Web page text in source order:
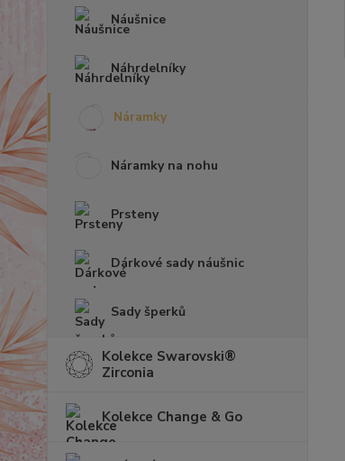
Náušnice
Náhrdelníky
Náramky
Náramky na nohu
Prsteny
Dárkové sady náušnic
Sady šperků
Kolekce Swarovski®
Zirconia
Kolekce Change & Go